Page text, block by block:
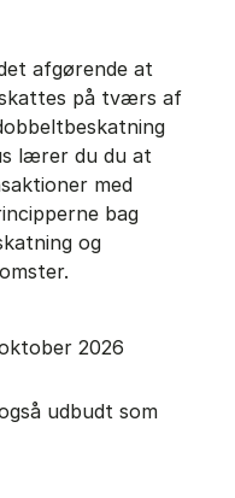
afgørende at
på tværs af
lærer du du at
med
bag
og
2026
udbudt som